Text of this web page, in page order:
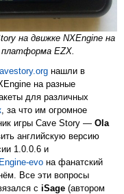
на движке NXEngine на
EZX.
нашли в
на разные
для различных
, за что им огромное
игры Cave Story — Ola
английскую версию
1.0.0.6 и
evo на фанатский
Все эти вопросы
с iSage (автором